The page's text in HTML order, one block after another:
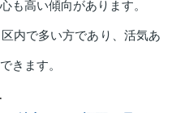
も高い傾向があります。
内で多い方であり、活気あ
きます。